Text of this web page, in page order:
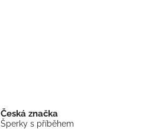
Česká značka
Šperky s příběhem